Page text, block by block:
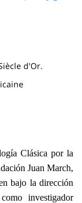
d'Or.
Clásica por la
Juan March,
bajo la dirección
investigador